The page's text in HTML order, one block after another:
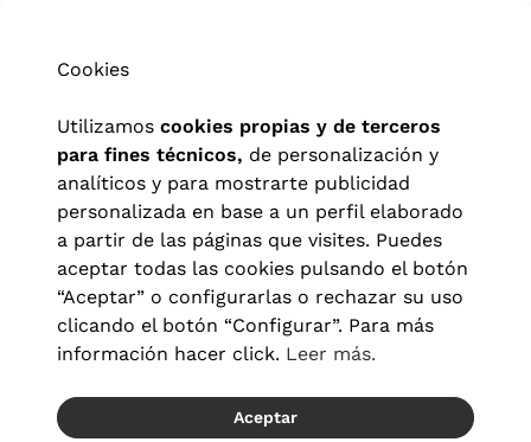
Aviso legal| Política de privacidad Términos y condiciones
Política de cookies|Configuración de cookies
© 2026 Visionlab España
Cookies
Utilizamos cookies propias y de terceros
para fines técnicos, de personalización y
analíticos y para mostrarte publicidad
personalizada en base a un perfil elaborado
a partir de las páginas que visites. Puedes
aceptar todas las cookies pulsando el botón
“Aceptar” o configurarlas o rechazar su uso
clicando el botón “Configurar”. Para más
información hacer click. Leer más.
Aceptar